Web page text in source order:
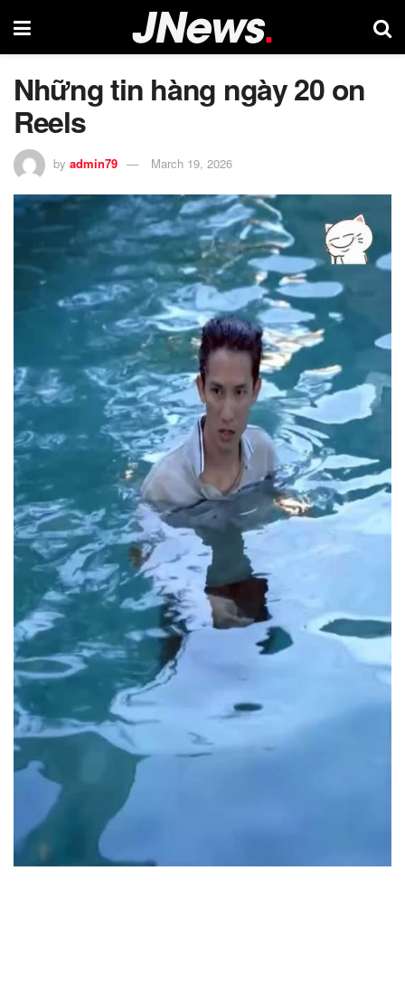
Những tin hàng ngày 20 on
Reels
by admin79 March 19, 2026